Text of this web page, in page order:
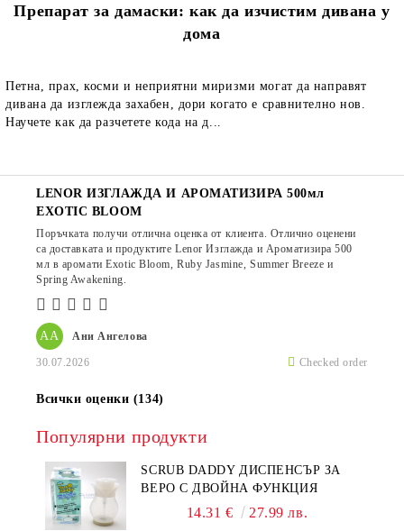
Препарат за дамаски: как да изчистим дивана у
дома
Петна, прах, косми и неприятни миризми могат да направят
дивана да изглежда захабен, дори когато е сравнително нов.
Научете как да разчетете кода на д...
АА Ани Ангелова
30.07.2026 Checked order
LENOR ИЗГЛАЖДА И АРОМАТИЗИРА 500мл
EXOTIC BLOOM
Поръчката получи отлична оценка от клиента. Отлично оценени
са доставката и продуктите Lenor Изглажда и Ароматизира 500
мл в аромати Exotic Bloom, Ruby Jasmine, Summer Breeze и
Spring Awakening.
Всички оценки (134)
Популярни продукти
SCRUB DADDY ДИСПЕНСЪР ЗА
ВЕРО С ДВОЙНА ФУНКЦИЯ
14.31 € 27.99 лв.